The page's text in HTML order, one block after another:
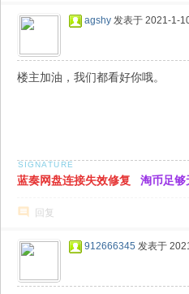
agshy 发表于 2021-1-
楼主加油，我们都看好你哦。
蓝奏网盘连接失效修复 淘币足够
回复
912666345 发表于